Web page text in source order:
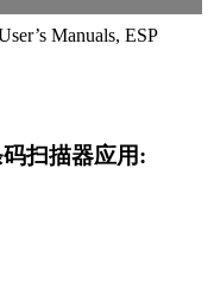
Manuals, ESP
扫描器应用: